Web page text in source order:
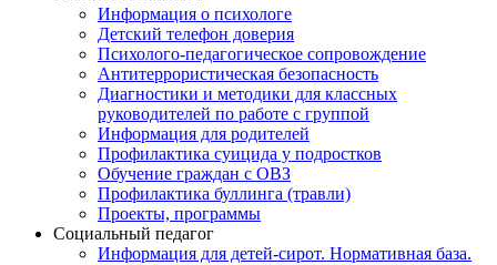
Информация о психологе
Детский телефон доверия
Психолого-педагогическое сопровождение
Антитеррористическая безопасность
Диагностики и методики для классных
руководителей по работе с группой
Информация для родителей
Профилактика суицида у подростков
Обучение граждан с ОВЗ
Профилактика буллинга (травли)
Проекты, программы
Социальный педагог
Информация для детей-сирот. Нормативная база.